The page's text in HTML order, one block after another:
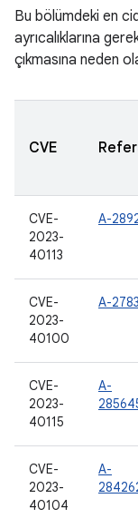
Bu bölümdeki en
ayrıcalıklarına
çıkmasına neden
CVE
CVE-
2023-
40113
A-
CVE-
2023-
40100
A-
CVE-
2023-
40115
A-
CVE-
2023-
40104
A-